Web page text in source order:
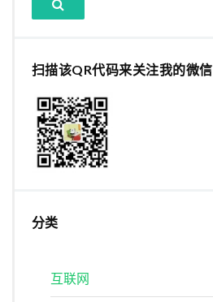
扫描该QR代码来关注我的微信
分类
互联网